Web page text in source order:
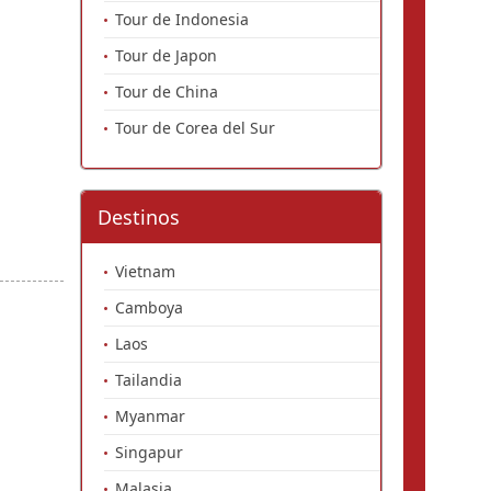
Tour de Indonesia
Tour de Japon
Tour de China
Tour de Corea del Sur
Destinos
Vietnam
Camboya
Laos
Tailandia
Myanmar
Singapur